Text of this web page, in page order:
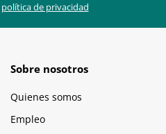
política de privacidad
Sobre nosotros
Quienes somos
Empleo